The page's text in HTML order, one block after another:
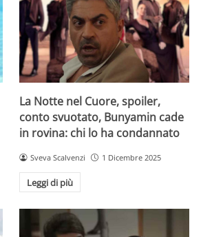
La Notte nel Cuore, spoiler,
conto svuotato, Bunyamin cade
in rovina: chi lo ha condannato
Sveva Scalvenzi 1 Dicembre 2025
Leggi di più